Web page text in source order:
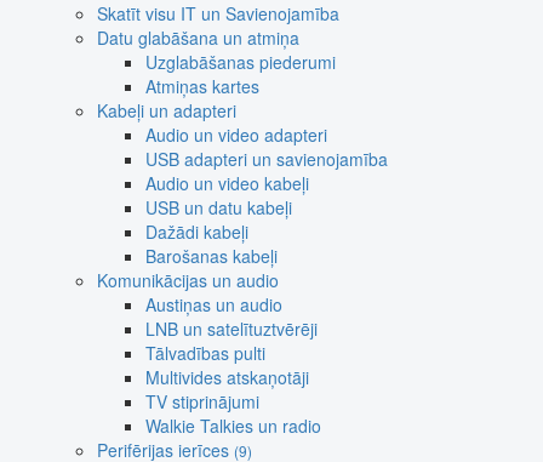
Skatīt visu IT un Savienojamība
Datu glabāšana un atmiņa
Uzglabāšanas piederumi
Atmiņas kartes
Kabeļi un adapteri
Audio un video adapteri
USB adapteri un savienojamība
Audio un video kabeļi
USB un datu kabeļi
Dažādi kabeļi
Barošanas kabeļi
Komunikācijas un audio
Austiņas un audio
LNB un satelītuztvērēji
Tālvadības pulti
Multivides atskaņotāji
TV stiprinājumi
Walkie Talkies un radio
Perifērijas ierīces (9)